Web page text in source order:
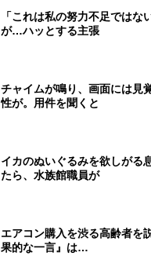
「これは私の努力不足ではな
が…ハッとする主張
チャイムが鳴り、画面には見
性が。用件を聞くと
イカのぬいぐるみを欲しがる
たら、水族館職員が
エアコン購入を渋る高齢者を
果的な一言』は…